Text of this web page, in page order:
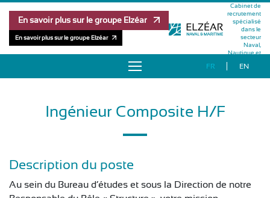
En savoir plus sur le groupe Elzéar
En savoir plus sur le groupe Elzéar
Cabinet de
recrutement
spécialisé
dans le
secteur
Naval,
Nautique et
FR EN
À PROPOS
OFFRES D’EMPLOI
Ingénieur Composite H/F
Description du poste
Au sein du Bureau d’études et sous la Direction de notre